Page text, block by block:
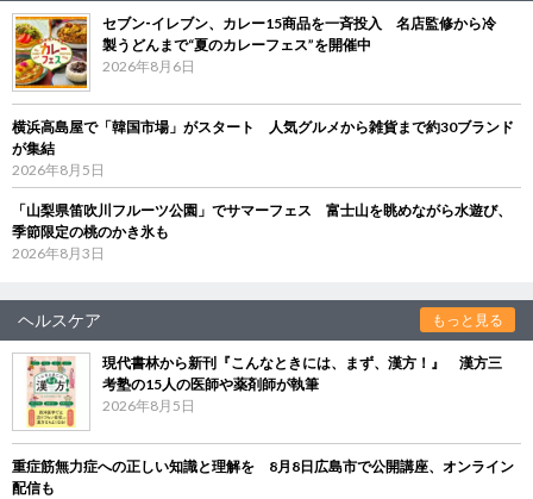
セブン‐イレブン、カレー15商品を一斉投入 名店監修から冷
製うどんまで“夏のカレーフェス”を開催中
2026年8月6日
横浜高島屋で「韓国市場」がスタート 人気グルメから雑貨まで約30ブランド
が集結
2026年8月5日
「山梨県笛吹川フルーツ公園」でサマーフェス 富士山を眺めながら水遊び、
季節限定の桃のかき氷も
2026年8月3日
ヘルスケア もっと見る
現代書林から新刊『こんなときには、まず、漢方！』 漢方三
考塾の15人の医師や薬剤師が執筆
2026年8月5日
重症筋無力症への正しい知識と理解を 8月8日広島市で公開講座、オンライン
配信も